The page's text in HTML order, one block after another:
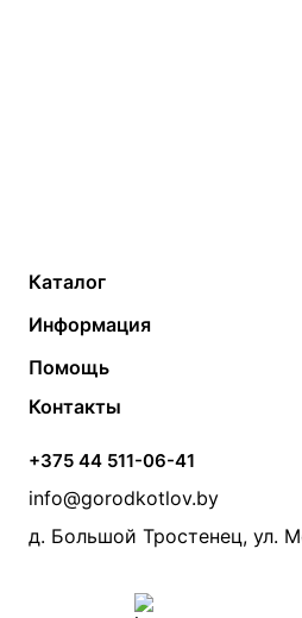
Каталог
Твердотопливные котлы
Электрические котлы
Банные печи
Камины и печи
Теплый пол
Радиаторы
Насосы
Дымоходы
Информация
Контакты
Статьи
Акции
Производители
Помощь
Монтаж систем отопления
Прайс по монтажу систем
Проект систем отопления
Контакты
+375 44 511-06-41
info@gorodkotlov.by
д. Большой Тростенец, ул.